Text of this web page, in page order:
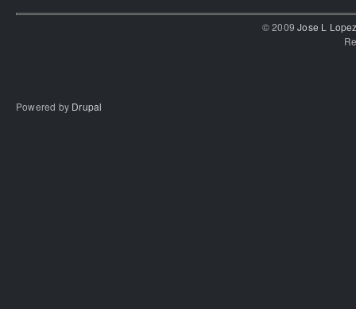
© 2009Jose L
Powered by Drupal